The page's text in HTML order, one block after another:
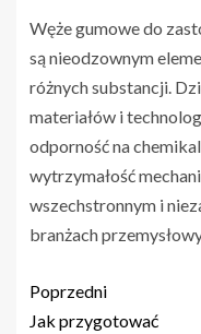
Węże gumowe do
są nieodzownym
różnych substancji.
materiałów i
odporność na
wytrzymałość
wszechstronnym i
branżach
Poprzedni
Jak przygotować